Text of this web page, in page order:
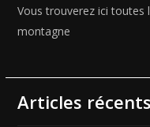
Vous trouverez ici toutes
montagne
Articles récents